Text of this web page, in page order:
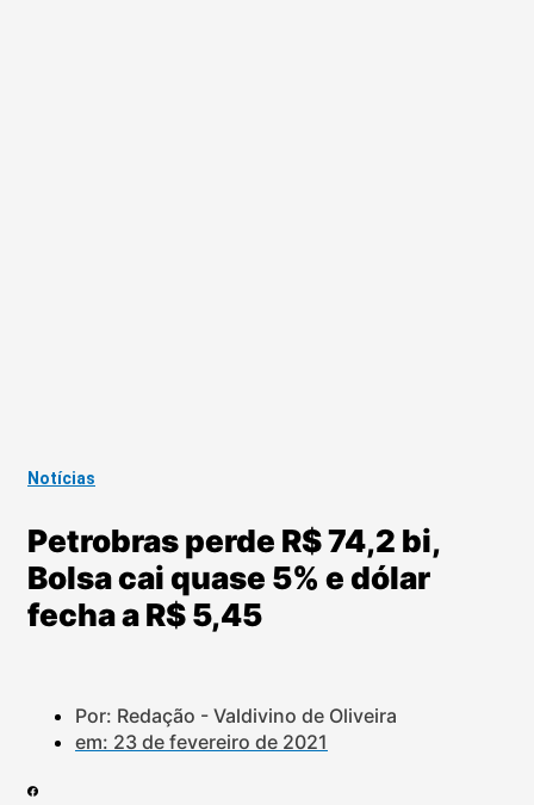
Notícias
Petrobras perde R$ 74,2 bi,
Bolsa cai quase 5% e dólar
fecha a R$ 5,45
Por: Redação - Valdivino de Oliveira
em: 23 de fevereiro de 2021